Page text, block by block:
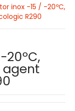
inox -15 / -20ºC,
R290
agent